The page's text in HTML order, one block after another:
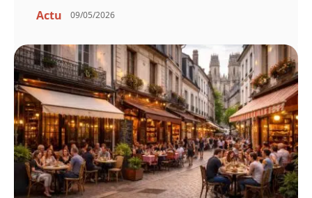
Actu 09/05/2026